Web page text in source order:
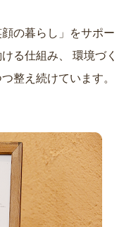
の暮らし」をサポー
る仕組み、
整え続けています。